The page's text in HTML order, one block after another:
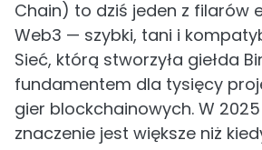
Chain) to dziś jeden z filarów
Web3 — szybki, tani i
Sieć, którą stworzyła giełda
fundamentem dla tysięcy
gier blockchainowych. W
znaczenie jest większe niż